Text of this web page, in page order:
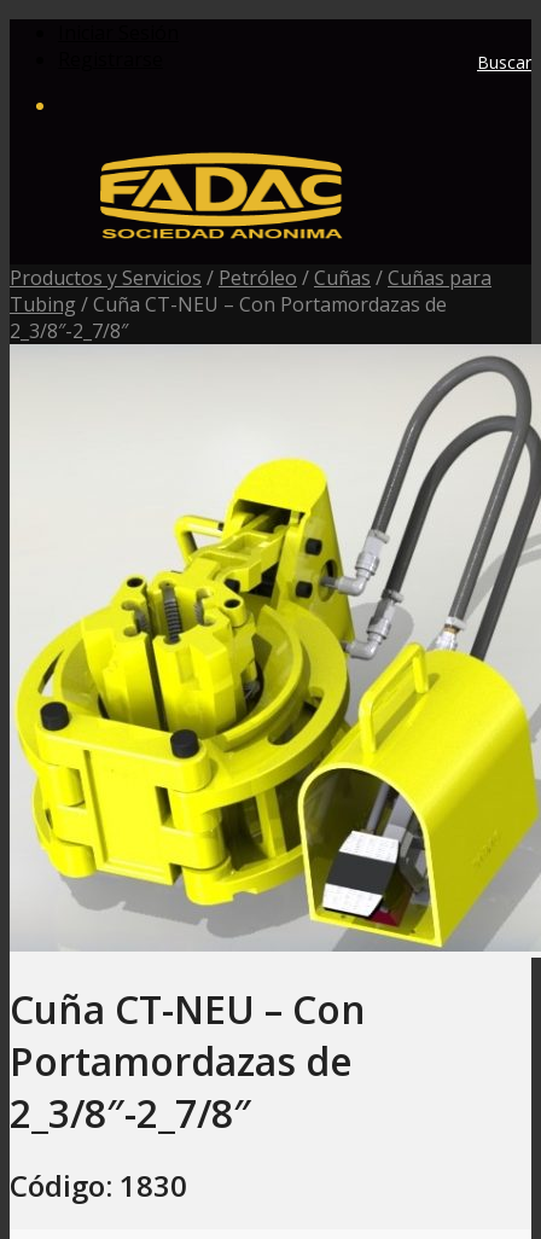
Buscar
Productos y Servicios / Petróleo /Cuñas /Cuñas para
Tubing /Cuña CT-NEU – Con Portamordazas de
2_3/8″-2_7/8″
Cuña CT-NEU – Con
Portamordazas de
2_3/8″-2_7/8″
Código: 1830